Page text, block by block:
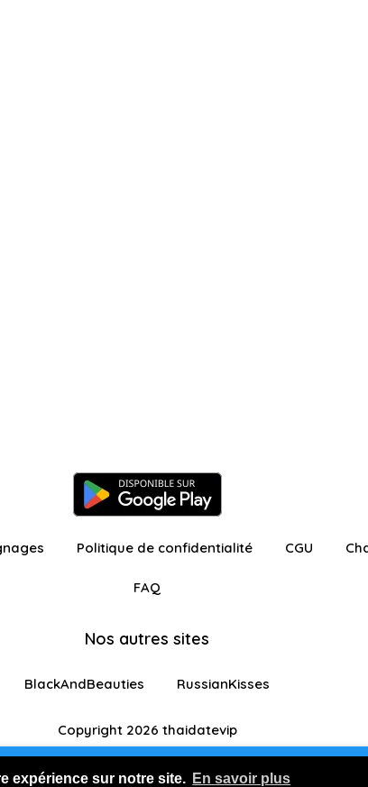
expérience sur notre site. En savoir plus
restreintes Je m'inscris
Politique de confidentialité CGU
FAQ
Nos autres sites
BlackAndBeauties RussianKisses
Copyright 2026 thaidatevip